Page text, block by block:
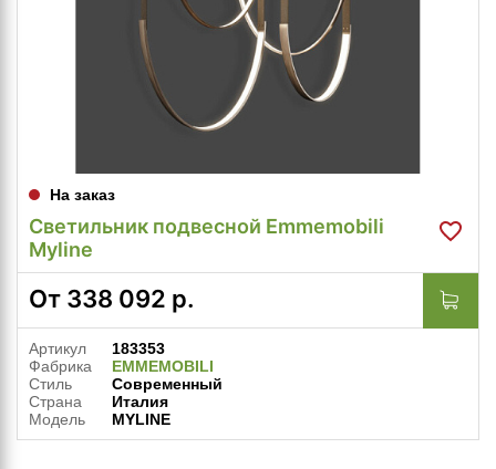
На заказ
Светильник подвесной Emmemobili
Myline
От 338 092 р.
Артикул
183353
Фабрика
EMMEMOBILI
Стиль
Современный
Страна
Италия
Модель
MYLINE